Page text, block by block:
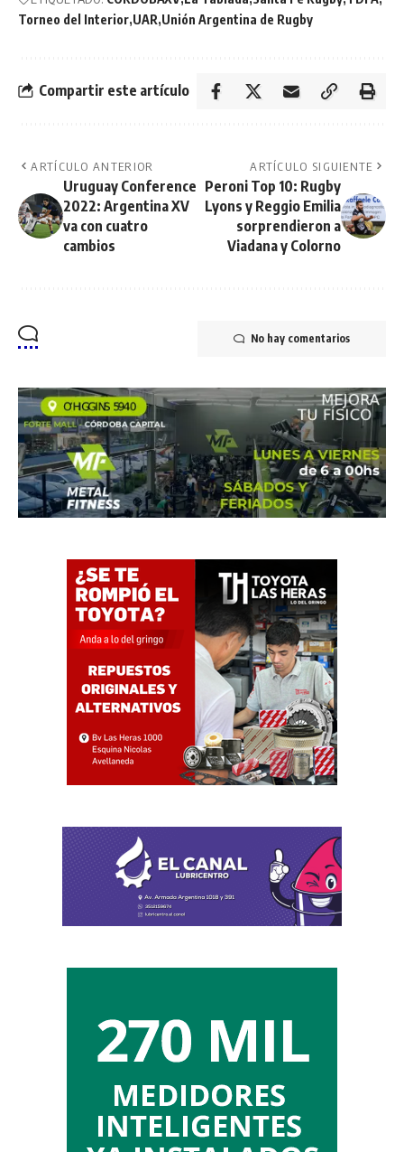
Torneo del Interior UAR Unión Argentina de Rugby
Compartir este artículo
ARTÍCULO ANTERIOR
Uruguay Conference
2022: Argentina XV
va con cuatro
cambios
ARTÍCULO SIGUIENTE
Peroni Top 10: Rugby
Lyons y Reggio Emilia
sorprendieron a
Viadana y Colorno
No hay comentarios